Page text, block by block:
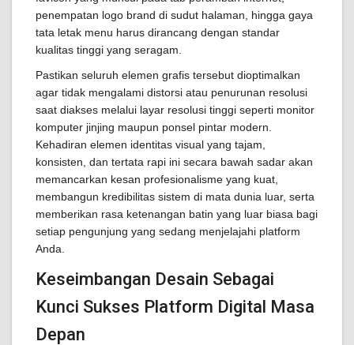
penempatan logo brand di sudut halaman, hingga gaya
tata letak menu harus dirancang dengan standar
kualitas tinggi yang seragam.
Pastikan seluruh elemen grafis tersebut dioptimalkan
agar tidak mengalami distorsi atau penurunan resolusi
saat diakses melalui layar resolusi tinggi seperti monitor
komputer jinjing maupun ponsel pintar modern.
Kehadiran elemen identitas visual yang tajam,
konsisten, dan tertata rapi ini secara bawah sadar akan
memancarkan kesan profesionalisme yang kuat,
membangun kredibilitas sistem di mata dunia luar, serta
memberikan rasa ketenangan batin yang luar biasa bagi
setiap pengunjung yang sedang menjelajahi platform
Anda.
Keseimbangan Desain Sebagai
Kunci Sukses Platform Digital Masa
Depan